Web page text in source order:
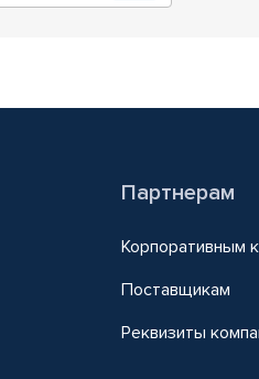
Партнерам
Корпоративным
Поставщикам
Реквизиты